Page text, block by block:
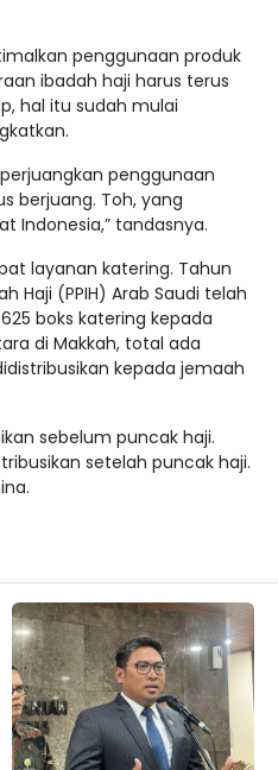
penggunaan produk
ibadah haji harus terus
hal itu sudah mulai
penggunaan
berjuang. Toh, yang
Indonesia,” tandasnya.
layanan katering. Tahun
Haji (PPIH) Arab Saudi telah
boks katering kepada
di Makkah, total ada
kepada jemaah
sebelum puncak haji.
setelah puncak haji.